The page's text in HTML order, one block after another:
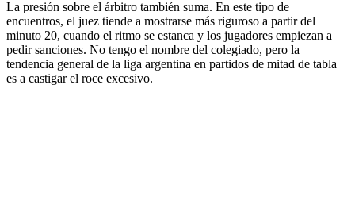
La presión sobre el árbitro también suma. En este tipo de
encuentros, el juez tiende a mostrarse más riguroso a partir del
minuto 20, cuando el ritmo se estanca y los jugadores empiezan a
pedir sanciones. No tengo el nombre del colegiado, pero la
tendencia general de la liga argentina en partidos de mitad de tabla
es a castigar el roce excesivo.